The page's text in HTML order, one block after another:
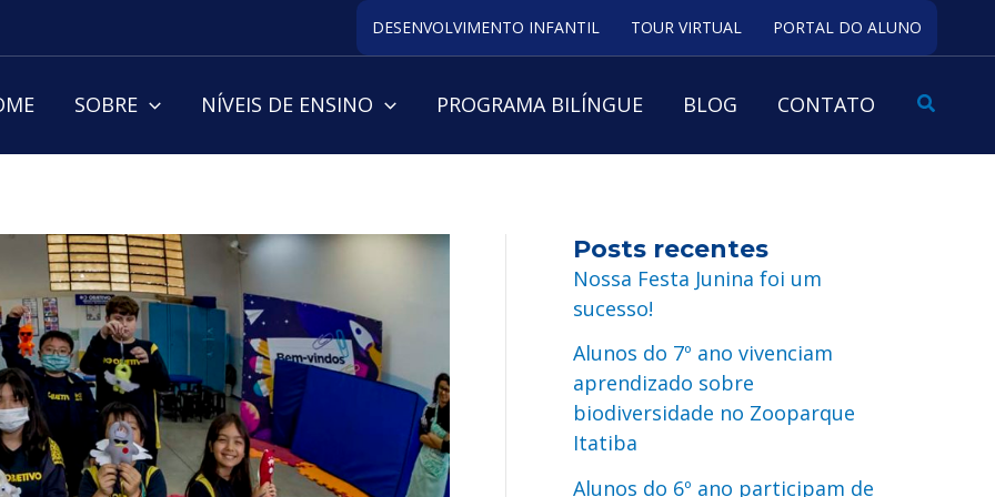
DESENVOLVIMENTO INFANTIL TOUR VIRTUAL PORTAL DO ALUNO
SOBRE NÍVEIS DE ENSINO PROGRAMA BILÍNGUE BLOG CONTATO
Posts recentes
Nossa Festa Junina foi um
sucesso!
Alunos do 7º ano vivenciam
aprendizado sobre
biodiversidade no Zooparque
Itatiba
Alunos do 6º ano participam de